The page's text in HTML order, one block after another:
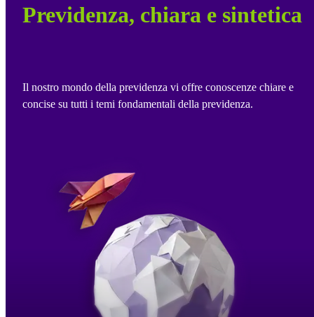
Previdenza, chiara e sintetica
Il nostro mondo della previdenza vi offre conoscenze chiare e
concise su tutti i temi fondamentali della previdenza.